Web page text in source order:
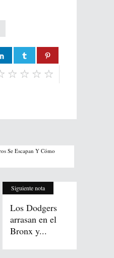
Se Escapan Y Cómo
Siguiente nota
Los Dodgers
arrasan en el
Bronx y...